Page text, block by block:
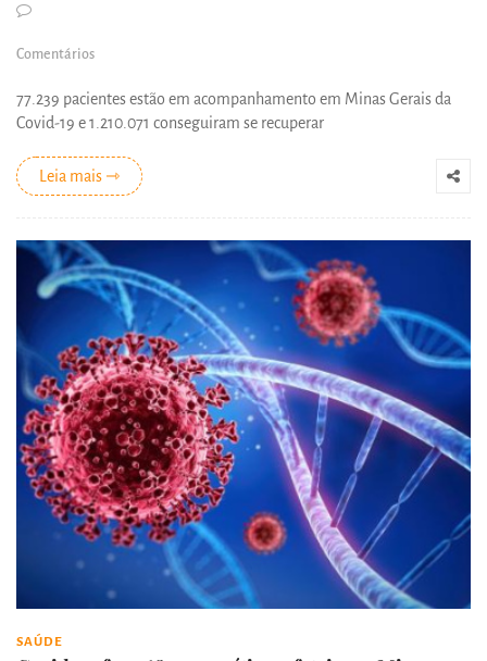
Comentários
77.239 pacientes estão em acompanhamento em Minas Gerais da
Covid-19 e 1.210.071 conseguiram se recuperar
Leia mais ⇾
SAÚDE